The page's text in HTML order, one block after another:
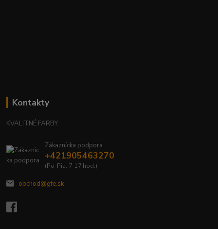
Kontakty
KVALITNÉ FARBY
Zákaznícka podpora
+421905463270
(Po-Pia, 7-17 hod.)
obchod@gfe.sk